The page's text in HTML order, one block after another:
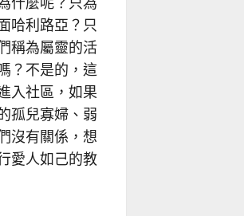
哈利路亞？只
稱為屬靈的活
？不是的，這
入社區，如果
孤兒寡婦、弱
沒有關係，想
愛人如己的教